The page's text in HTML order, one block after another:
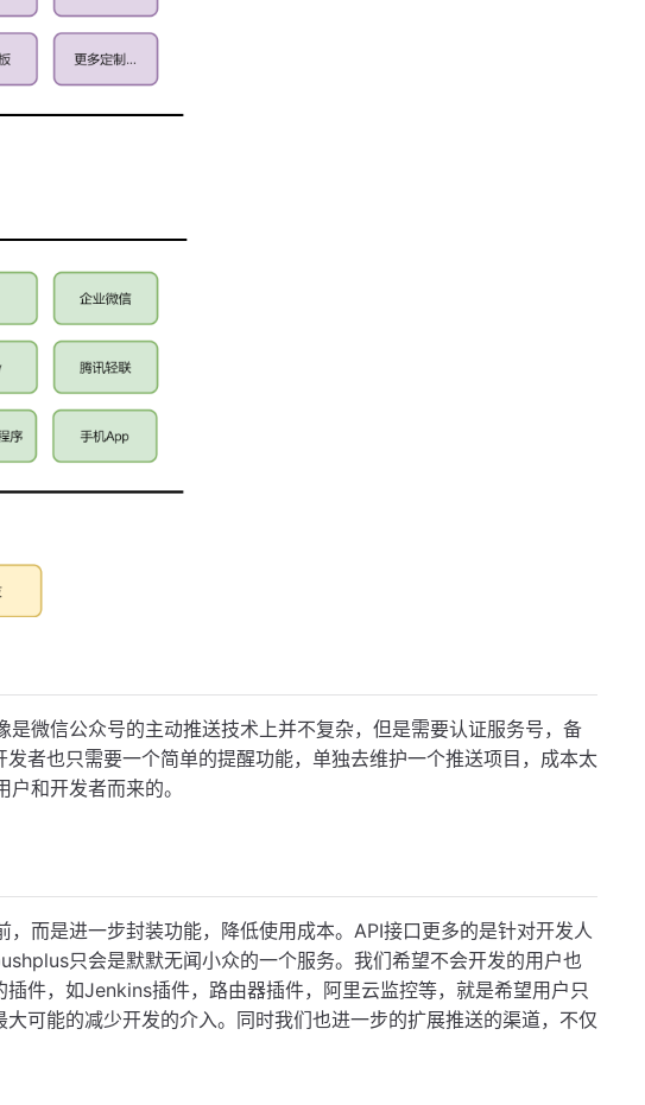
信公众号的主动推送技术上并不复杂，但是需要认证服务号，备
者也只需要一个简单的提醒功能，单独去维护一个推送项目，成本太
和开发者而来的。
是进一步封装功能，降低使用成本。API接口更多的是针对开发人
只会是默默无闻小众的一个服务。我们希望不会开发的用户也
件，如Jenkins插件，路由器插件，阿里云监控等，就是希望用户只
可能的减少开发的介入。同时我们也进一步的扩展推送的渠道，不仅